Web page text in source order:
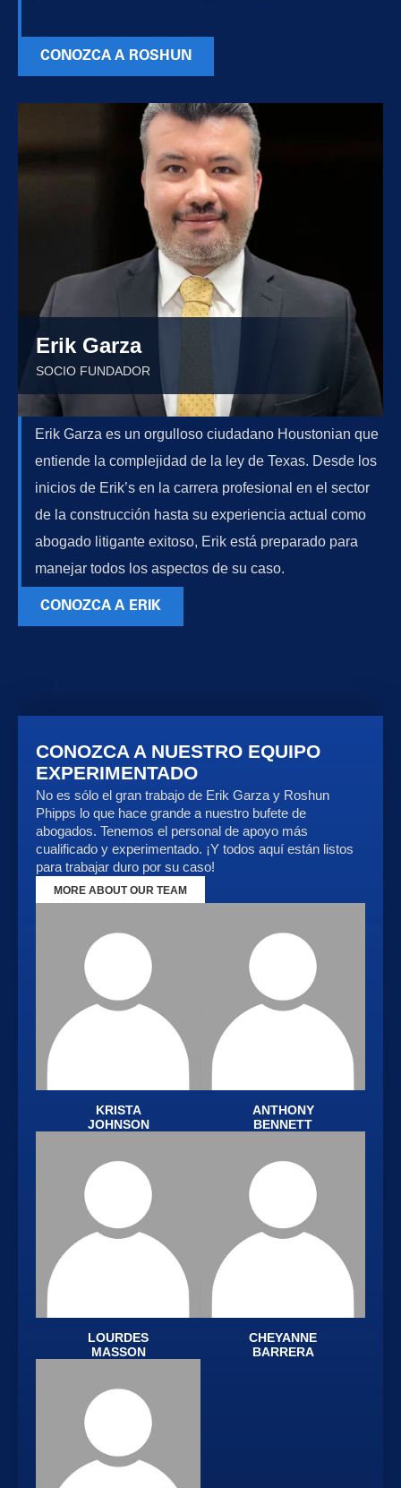
CONOZCA A ROSHUN
Erik Garza
SOCIO FUNDADOR
Erik Garza es un orgulloso ciudadano Houstonian que
entiende la complejidad de la ley de Texas. Desde los
inicios de Erik’s en la carrera profesional en el sector
de la construcción hasta su experiencia actual como
abogado litigante exitoso, Erik está preparado para
manejar todos los aspectos de su caso.
CONOZCA A ERIK
CONOZCA A NUESTRO EQUIPO
EXPERIMENTADO
No es sólo el gran trabajo de Erik Garza y Roshun
Phipps lo que hace grande a nuestro bufete de
abogados. Tenemos el personal de apoyo más
cualificado y experimentado. ¡Y todos aquí están listos
para trabajar duro por su caso!
MORE ABOUT OUR TEAM
KRISTA
JOHNSON
ANTHONY
BENNETT
LOURDES
MASSON
CHEYANNE
BARRERA